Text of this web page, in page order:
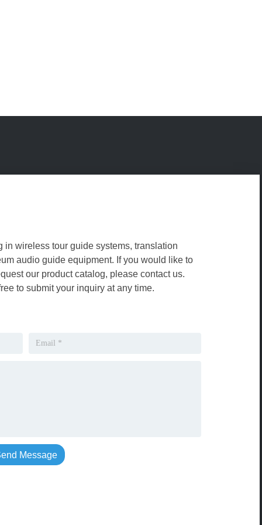
wireless tour guide systems, translation
audio guide equipment. If you would like to
our product catalog, please contact us.
to submit your inquiry at any time.
Message